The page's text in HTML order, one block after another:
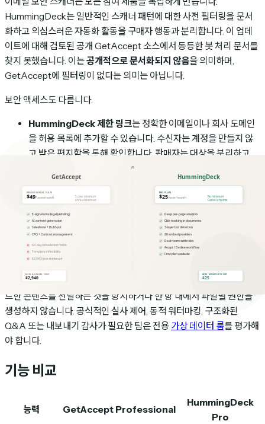
HummingDeck는 일반적인 스캐너 패턴에 대한 사전 필터링을 문서
화하고 의심스러운 자동화 활동을 구매자 행동과 분리합니다. 이 업데
이트에 대해 검토된 공개 GetAccept 소스에서 동등한 봇 처리 문서를
찾지 못했습니다. 이는공개적으로 문서화되지 않음을 의미하며,
GetAccept에 필터링이 없다는 의미는 아닙니다.
보안 액세스도 다릅니다.
HummingDeck 제한 링크는 정확한 이메일이나 회사 도메인
을 허용 목록에 추가할 수 있습니다. 수신자는 계정을 만들지 않
고 받은 편지함을 통해 확인합니다. 판매자는 대상을 분리하고,
만료를 설정하고, 링크를 취소하고, 다운로드를 제어할 수 있습니
GetAccept는 Enterprise 옵션을 통해 사용할 수 있는
SSO/SAML를 사용하여 SMS 승인 및 지역 eID 확인을 문서화
합니다. 우리가 검토한 공개 페이지에는 이에 상응하는 정확한 이
메일 또는 도메인 허용 목록이 문서화되어 있지 않았습니다.
스가 입증되었습니다. 법적 신원을 증명하거나 승인된 수신자가 다운로
드한 콘텐츠를 전달하는 것을 방지하거나 한 방 내에서 파일별 권한을
생성하지 않습니다. 공식적인 실사 제어, 동적 워터마킹, 구조화된
Q&A 또는 내보내기 감사가 필요한 팀은 전용 가상 데이터 룸를 평가해
야 합니다.
기능 비교
능력 GetAccept Professional
HummingDeck
Pro